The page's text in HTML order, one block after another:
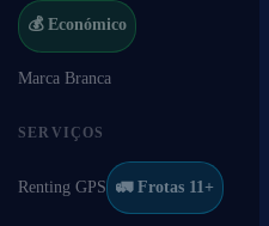
💰 Económico
Marca Branca
SERVIÇOS
Renting GPS 🚛 Frotas 11+